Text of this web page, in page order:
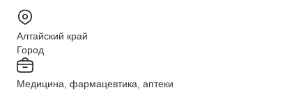
Алтайский край
Город
Медицина, фармацевтика, аптеки